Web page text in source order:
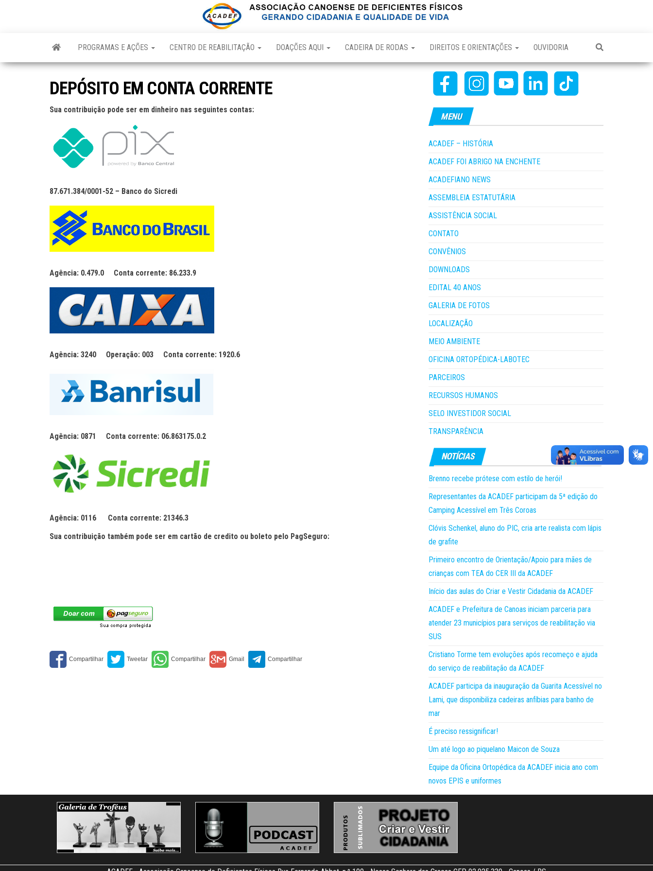
PROGRAMAS E AÇÕES CENTRO DE REABILITAÇÃO DOAÇÕES AQUI CADEIRA DE RODAS DIREITOS E ORIENTAÇÕES OUVIDORIA
DEPÓSITO EM CONTA CORRENTE
Sua contribuição pode ser em dinheiro nas seguintes contas:
87.671.384/0001-52 – Banco do Sicredi
Agência: 0.479.0 Conta corrente: 86.233.9
Agência: 3240 Operação: 003 Conta corrente: 1920.6
Agência: 0871 Conta corrente: 06.863175.0.2
Agência: 0116 Conta corrente: 21346.3
Sua contribuição também pode ser em cartão de credito ou boleto pelo PagSeguro:
MENU
ACADEF – HISTÓRIA
ACADEF FOI ABRIGO NA ENCHENTE
ACADEFIANO NEWS
ASSEMBLEIA ESTATUTÁRIA
ASSISTÊNCIA SOCIAL
CONTATO
CONVÊNIOS
DOWNLOADS
EDITAL 40 ANOS
GALERIA DE FOTOS
LOCALIZAÇÃO
MEIO AMBIENTE
OFICINA ORTOPÉDICA-LABOTEC
PARCEIROS
RECURSOS HUMANOS
SELO INVESTIDOR SOCIAL
TRANSPARÊNCIA
Brenno recebe prótese com estilo de herói!
Representantes da ACADEF participam da 5ª edição do
Camping Acessível em Três Coroas
Clóvis Schenkel, aluno do PIC, cria arte realista com lápis
de grafite
Primeiro encontro de Orientação/Apoio para mães de
crianças com TEA do CER III da ACADEF
Início das aulas do Criar e Vestir Cidadania da ACADEF
ACADEF e Prefeitura de Canoas iniciam parceria para
atender 23 municípios para serviços de reabilitação via
SUS
Cristiano Torme tem evoluções após recomeço e ajuda
do serviço de reabilitação da ACADEF
ACADEF participa da inauguração da Guarita Acessível no
Lami, que disponibiliza cadeiras anfíbias para banho de
mar
É preciso ressignificar!
Um até logo ao piquelano Maicon de Souza
Equipe da Oficina Ortopédica da ACADEF inicia ano com
novos EPIS e uniformes